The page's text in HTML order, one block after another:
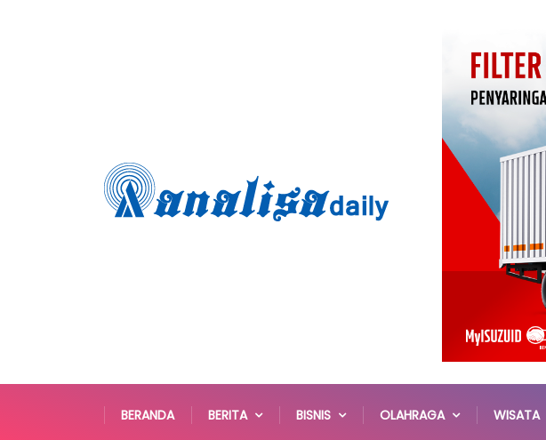
BERANDA BERITA BISNIS OLAHRAGA WISATA